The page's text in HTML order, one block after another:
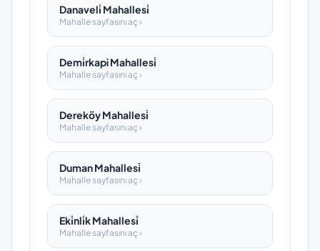
Danaveli̇ Mahallesi̇
Mahalle sayfasını aç ›
Demi̇rkapi Mahallesi̇
Mahalle sayfasını aç ›
Dereköy Mahallesi̇
Mahalle sayfasını aç ›
Duman Mahallesi̇
Mahalle sayfasını aç ›
Eki̇nli̇k Mahallesi̇
Mahalle sayfasını aç ›